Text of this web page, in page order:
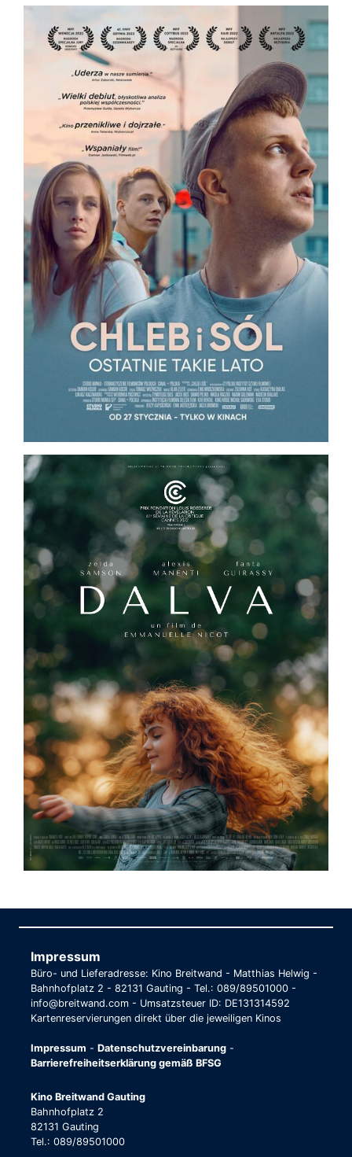
Impressum
Büro- und Lieferadresse: Kino Breitwand - Matthias Helwig -
Bahnhofplatz 2 - 82131 Gauting - Tel.: 089/89501000 -
info@breitwand.com - Umsatzsteuer ID: DE131314592
Kartenreservierungen direkt über die jeweiligen Kinos
Impressum - Datenschutzvereinbarung -
Barrierefreiheitserklärung gemäß BFSG
Kino Breitwand Gauting
Bahnhofplatz 2
82131 Gauting
Tel.: 089/89501000